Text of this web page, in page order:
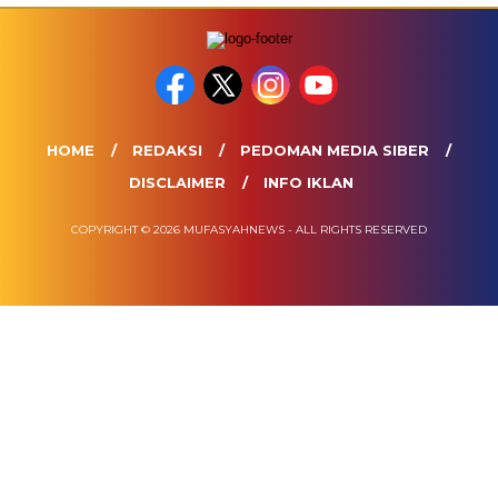
HOME REDAKSI
PEDOMAN MEDIA SIBER
DISCLAIMER
INFO IKLAN
COPYRIGHT © 2026 MUFASYAHNEWS - ALL RIGHTS RESERVED